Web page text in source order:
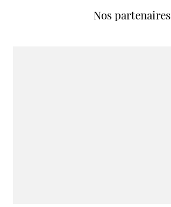
Nos partenaires